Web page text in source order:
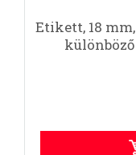
Etikett, 18 mm,